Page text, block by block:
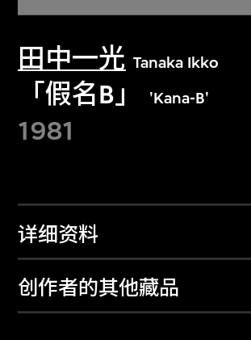
田中一光 Tanaka Ikko
「假名B」 'Kana-B'
1981
详细资料
创作者的其他藏品
关于M+藏品
探索世界顶级的二十及二十一
文化藏品。